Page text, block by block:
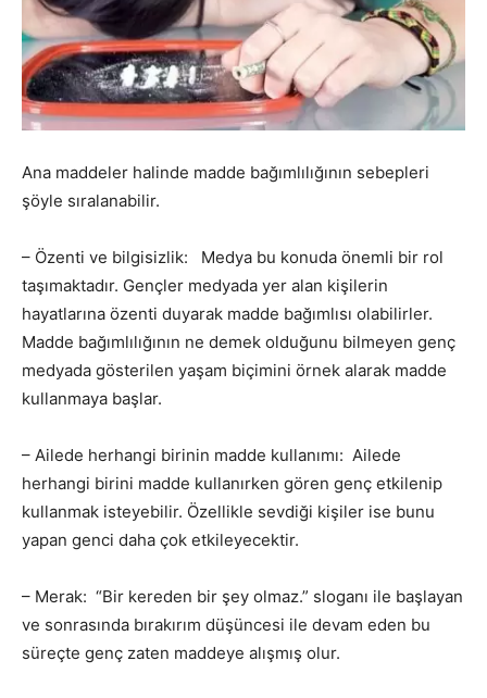
Ana maddeler halinde madde bağımlılığının sebepleri
şöyle sıralanabilir.
– Özenti ve bilgisizlik: Medya bu konuda önemli bir rol
taşımaktadır. Gençler medyada yer alan kişilerin
hayatlarına özenti duyarak madde bağımlısı olabilirler.
Madde bağımlılığının ne demek olduğunu bilmeyen genç
medyada gösterilen yaşam biçimini örnek alarak madde
kullanmaya başlar.
– Ailede herhangi birinin madde kullanımı: Ailede
herhangi birini madde kullanırken gören genç etkilenip
kullanmak isteyebilir. Özellikle sevdiği kişiler ise bunu
yapan genci daha çok etkileyecektir.
– Merak: “Bir kereden bir şey olmaz.” sloganı ile başlayan
ve sonrasında bırakırım düşüncesi ile devam eden bu
süreçte genç zaten maddeye alışmış olur.